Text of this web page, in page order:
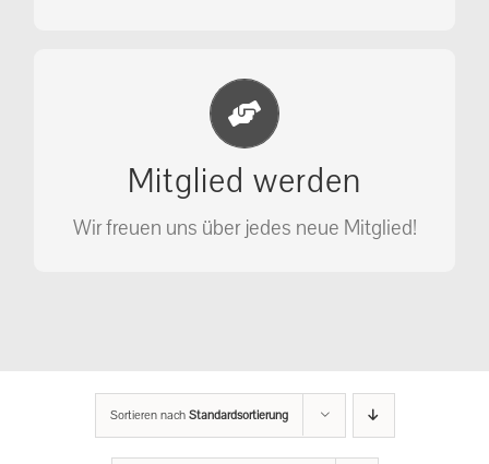
Mitglied werden
Wir freuen uns über jedes neue Mitglied!
Jetzt Mitglied werden
Unterstützen Sie unseren Verein als
Mitglied.
MITGLIED WERDEN
Sortieren nach Standardsortierung